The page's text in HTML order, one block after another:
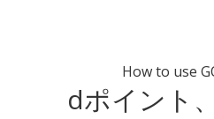
How to use
dポイント